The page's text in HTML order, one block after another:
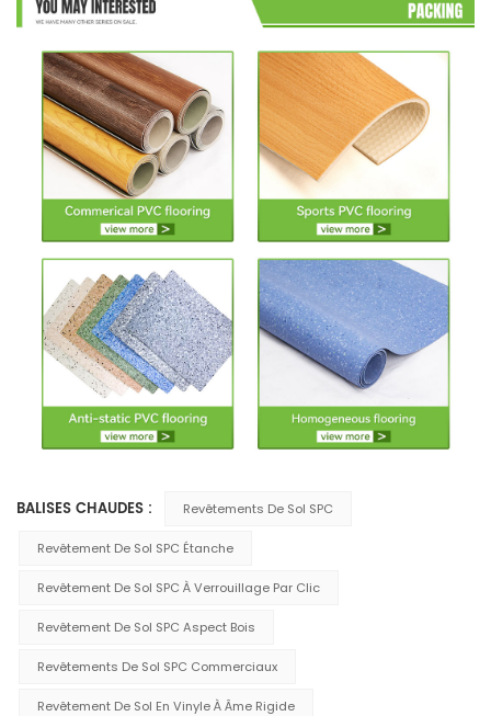
BALISES CHAUDES : Revêtements De Sol SPC
Revêtement De Sol SPC Étanche
Revêtement De Sol SPC À Verrouillage Par Clic
Revêtement De Sol SPC Aspect Bois
Revêtements De Sol SPC Commerciaux
Revêtement De Sol En Vinyle À Âme Rigide